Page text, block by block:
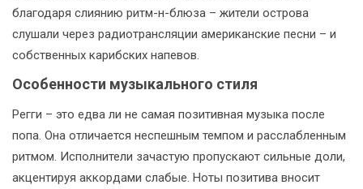
благодаря слиянию ритм-н-блюза – жители острова
слушали через радиотрансляции американские песни – и
собственных карибских напевов.
Особенности музыкального стиля
Регги – это едва ли не самая позитивная музыка после
попа. Она отличается неспешным темпом и расслабленным
ритмом. Исполнители зачастую пропускают сильные доли,
акцентируя аккордами слабые. Ноты позитива вносит